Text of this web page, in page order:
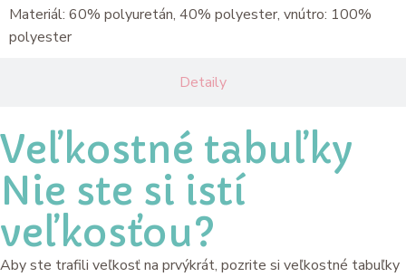
Detaily
Materiál: 60% polyuretán, 40% polyester, vnútro: 100%
polyester
Veľkostné tabuľky
Nie ste si istí
veľkosťou?
Aby ste trafili veľkosť na prvýkrát, pozrite si veľkostné tabuľky